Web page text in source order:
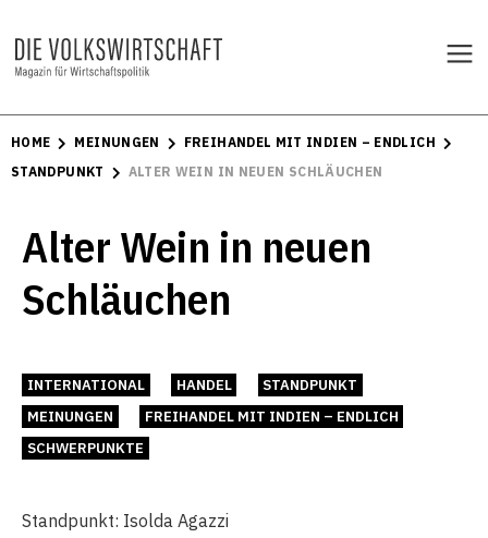
HOME MEINUNGEN
FREIHANDEL MIT INDIEN – ENDLICH
STANDPUNKT
ALTER WEIN IN NEUEN SCHLÄUCHEN
Alter Wein in neuen
Schläuchen
INTERNATIONAL HANDEL
STANDPUNKT
MEINUNGEN
FREIHANDEL MIT INDIEN – ENDLICH
SCHWERPUNKTE
Standpunkt: Isolda Agazzi